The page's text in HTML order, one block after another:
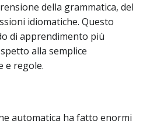
della grammatica, del
idiomatiche. Questo
di apprendimento più
alla semplice
e regole.
automatica ha fatto enormi